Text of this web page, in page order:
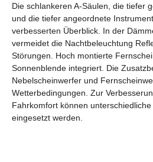
Die schlankeren A-Säulen, die tiefer
und die tiefer angeordnete
verbesserten Überblick. In der
vermeidet die Nachtbeleuchtung
Störungen. Hoch montierte
Sonnenblende integriert. Die
Nebelscheinwerfer und
Wetterbedingungen. Zur
Fahrkomfort können
eingesetzt werden.